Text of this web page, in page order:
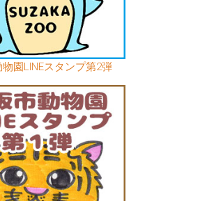
園LINEスタンプ第2弾